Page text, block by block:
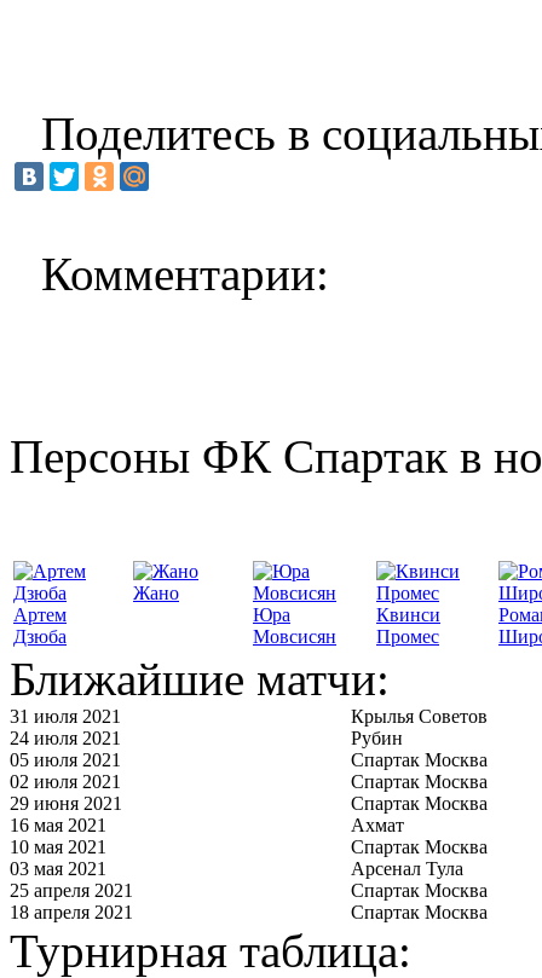
Поделитесь в
Комментарии:
Персоны ФК Спартак в
Артем
Дзюба
Жано
Юра
Мовсисян
Квинси
Промес
Ближайшие матчи:
31 июля 2021
Крылья Советов
24 июля 2021
Рубин
05 июля 2021
Спартак Москва
02 июля 2021
Спартак Москва
29 июня 2021
Спартак Москва
16 мая 2021
Ахмат
10 мая 2021
Спартак Москва
03 мая 2021
Арсенал Тула
25 апреля 2021
Спартак Москва
18 апреля 2021
Спартак Москва
Турнирная таблица: